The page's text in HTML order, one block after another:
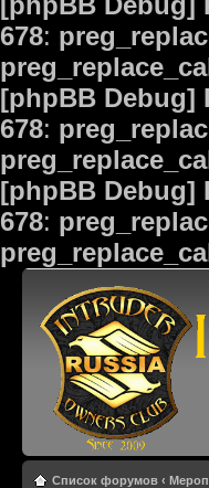
678:
[phpBB Debug]
678:
[phpBB Debug]
678:
Список форумов ‹